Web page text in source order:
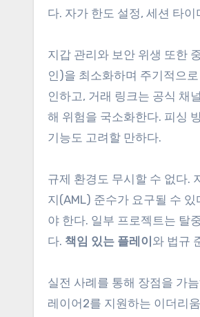
다. 자가 한도 설정, 세션 타
지갑 관리와 보안 위생 또한
인)을 최소화하며 주기적으
인하고, 거래 링크는 공식 채
해 위험을 국소화한다. 피싱
기능도 고려할 만하다.
규제 환경도 무시할 수 없다.
지(AML) 준수가 요구될 수
야 한다. 일부 프로젝트는 탈
다. 책임 있는 플레이 와 법규
실전 사례를 통해 장점을 가
레이어2를 지원하는 이더리